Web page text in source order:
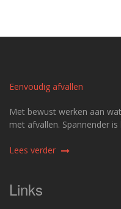
Eenvoudig afvallen
Met bewust werken aan
met afvallen. Spannender is
Lees verder
Links